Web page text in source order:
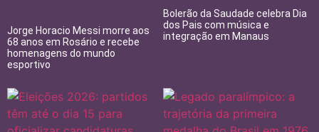
Jorge Horacio Messi morre aos
68 anos em Rosário e recebe
homenagens do mundo
esportivo
Bolerão da Saudade celebra Dia
dos Pais com música e
integração em Manaus